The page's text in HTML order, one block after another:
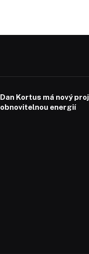
Dan Kortus má nový
obnovitelnou energií